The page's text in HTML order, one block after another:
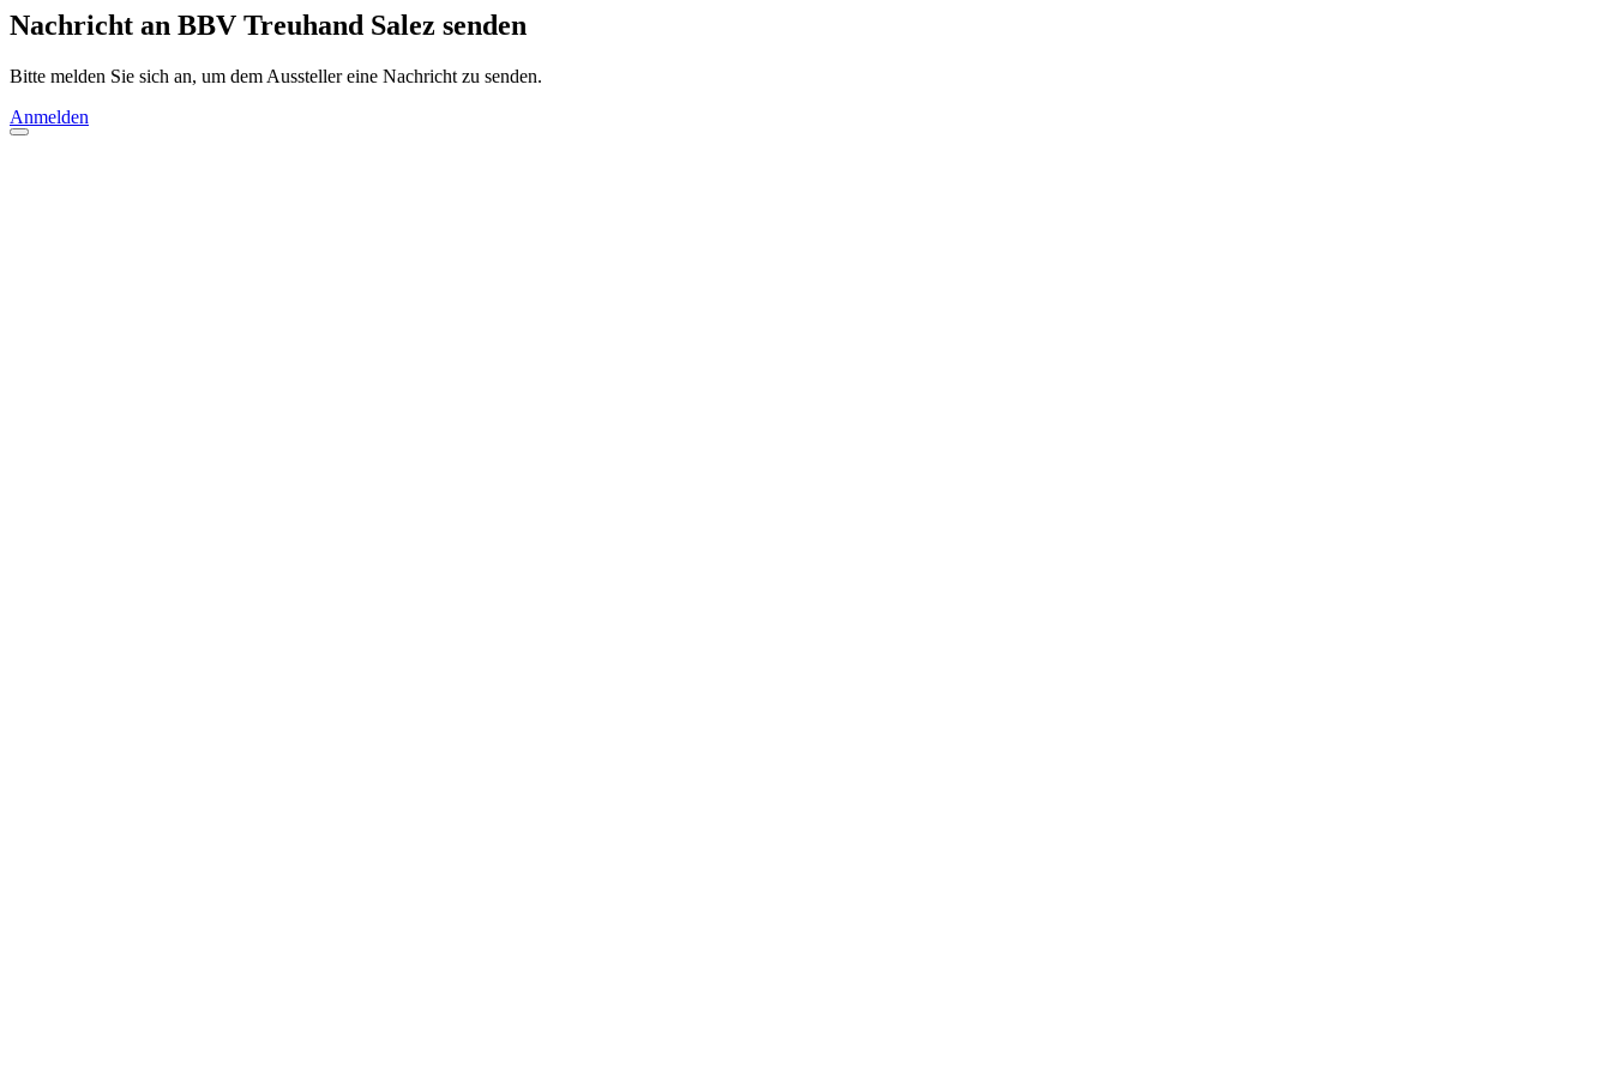
Nachricht an BBV Treuhand Salez senden
Bitte melden Sie sich an, um dem Aussteller eine Nachricht zu senden.
Anmelden